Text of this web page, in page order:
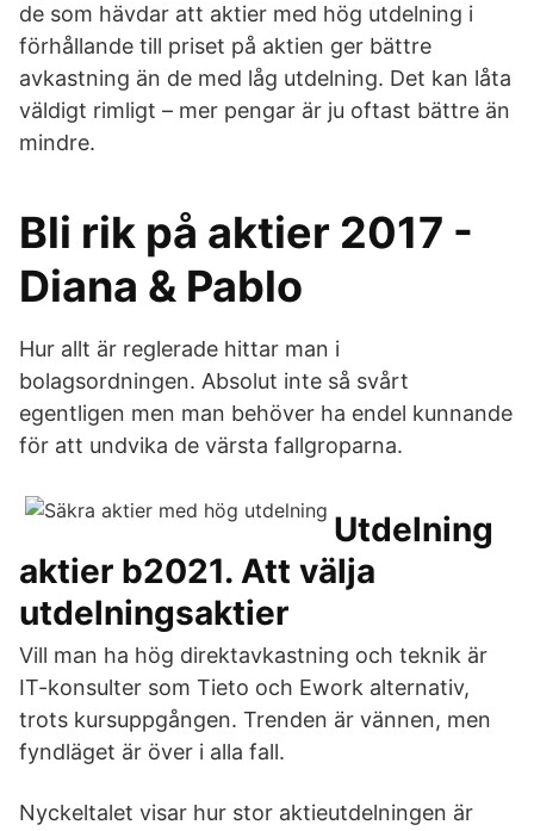
de som hävdar att aktier med hög utdelning i
förhållande till priset på aktien ger bättre
avkastning än de med låg utdelning. Det kan låta
väldigt rimligt – mer pengar är ju oftast bättre än
mindre.
Bli rik på aktier 2017 -
Diana & Pablo
Hur allt är reglerade hittar man i
bolagsordningen. Absolut inte så svårt
egentligen men man behöver ha endel kunnande
för att undvika de värsta fallgroparna.
Utdelning
aktier b2021. Att välja
utdelningsaktier
Vill man ha hög direktavkastning och teknik är
IT-konsulter som Tieto och Ework alternativ,
trots kursuppgången. Trenden är vännen, men
fyndläget är över i alla fall.
Nyckeltalet visar hur stor aktieutdelningen är